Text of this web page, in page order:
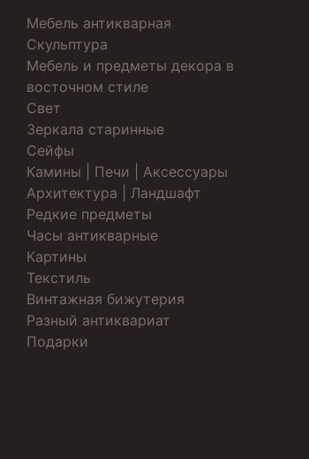
Мебель антикварная
Скульптура
Мебель и предметы декора в
восточном стиле
Свет
Зеркала старинные
Cейфы
Камины | Печи | Аксессуары
Архитектура | Ландшафт
Редкие предметы
Часы антикварные
Картины
Текстиль
Винтажная бижутерия
Разный антиквариат
Подарки